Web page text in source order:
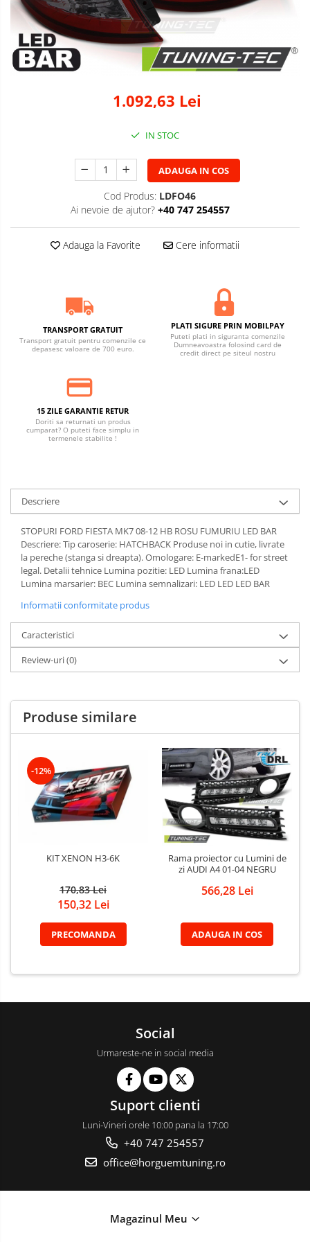
1.092,63 Lei
IN STOC
ADAUGA IN COS
Cod Produs: LDFO46
Ai nevoie de ajutor? +40 747 254557
Adauga la Favorite Cere informatii
TRANSPORT GRATUIT
Transport gratuit pentru comenzile ce
depasesc valoare de 700 euro.
PLATI SIGURE PRIN MOBILPAY
Puteti plati in siguranta comenzile
Dumneavoastra folosind card de
credit direct pe siteul nostru
15 ZILE GARANTIE RETUR
Doriti sa returnati un produs
cumparat? O puteti face simplu in
termenele stabilite !
Descriere
STOPURI FORD FIESTA MK7 08-12 HB ROSU FUMURIU LED BAR
Descriere: Tip caroserie: HATCHBACK Produse noi in cutie, livrate
la pereche (stanga si dreapta). Omologare: E-markedE1- for street
legal. Detalii tehnice Lumina pozitie: LED Lumina frana:LED
Lumina marsarier: BEC Lumina semnalizari: LED LED LED BAR
Informatii conformitate produs
Caracteristici
Review-uri(0)
Produse similare
-12%
KIT XENON H3-6K
170,83 Lei
150,32 Lei
PRECOMANDA
Rama proiector cu Lumini de
zi AUDI A4 01-04 NEGRU
566,28 Lei
ADAUGA IN COS
Social
Urmareste-ne in social media
Suport clienti
Luni-Vineri orele 10:00 pana la 17:00
+40 747 254557
office@horguemtuning.ro
Magazinul Meu